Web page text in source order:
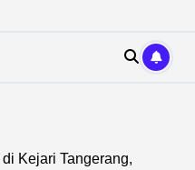
Kejari Tangerang,